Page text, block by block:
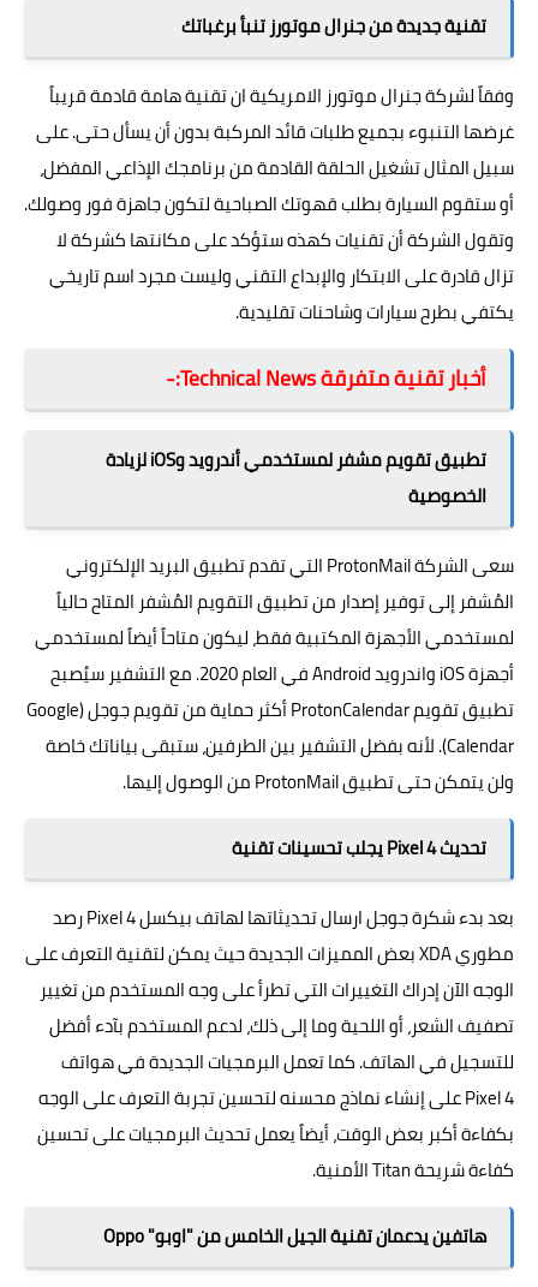
تقنية جديدة من جنرال موتورز تنبأ برغباتك
وفقاً لشركة جنرال موتورز الامريكية ان تقنية هامة قادمة قريباً
غرضها التنبوء بجميع طلبات قائد المركبة بدون أن يسأل حتى. على
سبيل المثال تشغيل الحلقة القادمة من برنامجك الإذاعي المفضل،
أو ستقوم السيارة بطلب قهوتك الصباحية لتكون جاهزة فور وصولك.
وتقول الشركة أن تقنيات كهذه ستؤكد على مكانتها كشركة لا
تزال قادرة على الابتكار والإبداع التقني وليست مجرد اسم تاريخي
يكتفي بطرح سيارات وشاحنات تقليدية.
أخبار تقنية متفرقة Technical News:-
تطبيق تقويم مشفر لمستخدمي أندرويد وiOS لزيادة
الخصوصية
سعى الشركة ProtonMail التي تقدم تطبيق البريد الإلكتروني
المُشفر إلى توفير إصدار من تطبيق التقويم المُشفر المتاح حالياً
لمستخدمي الأجهزة المكتبية فقط، ليكون متاحاً أيضاً لمستخدمي
أجهزةiOSواندرويدAndroid
في العام 2020. مع التشفير سيُصبح
تطبيق تقويم ProtonCalendar أكثر حماية من تقويم جوجل (Google
Calendar). لأنه بفضل التشفير بين الطرفين، ستبقى بياناتك خاصة
ولن يتمكن حتى تطبيق ProtonMail من الوصول إليها.
تحديث Pixel 4 يجلب تحسينات تقنية
بعد بدء شكرة جوجل ارسال تحديثاتها لهاتف بيكسل 4 Pixel رصد
مطوري XDA بعض المميزات الجديدة حيث يمكن لتقنية التعرف على
الوجه الآن إدراك التغييرات التي تطرأ على وجه المستخدم من تغيير
تصفيف الشعر، أو اللحية وما إلى ذلك، لدعم المستخدم بآدء أفضل
للتسجيل في الهاتف. كما تعمل البرمجيات الجديدة في هواتف
Pixel 4 على إنشاء نماذج محسنه لتحسين تجربة التعرف على الوجه
بكفاءة أكبر بعض الوقت، أيضاً يعمل تحديث البرمجيات على تحسين
كفاءة شريحة Titan الأمنية.
هاتفين يدعمان تقنية الجيل الخامس من "اوبو" Oppo